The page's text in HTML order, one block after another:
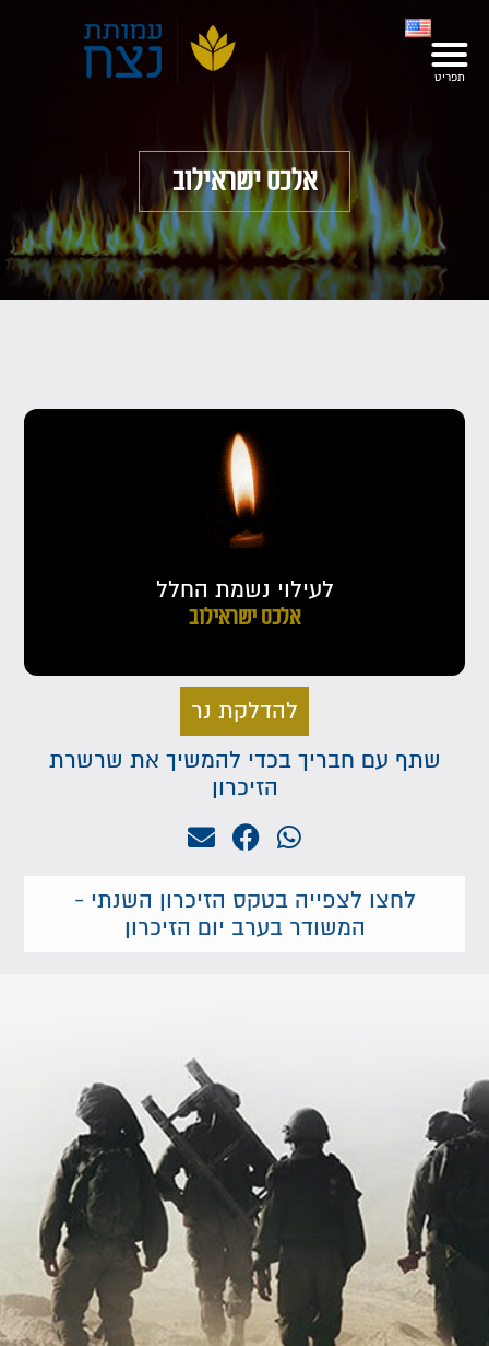
אלכס ישראילוב
לעילוי נשמת החלל
אלכס ישראילוב
להדלקת נר
שתף עם חבריך בכדי להמשיך את שרשרת
הזיכרון
לחצו לצפייה בטקס הזיכרון השנתי -
המשודר בערב יום הזיכרון